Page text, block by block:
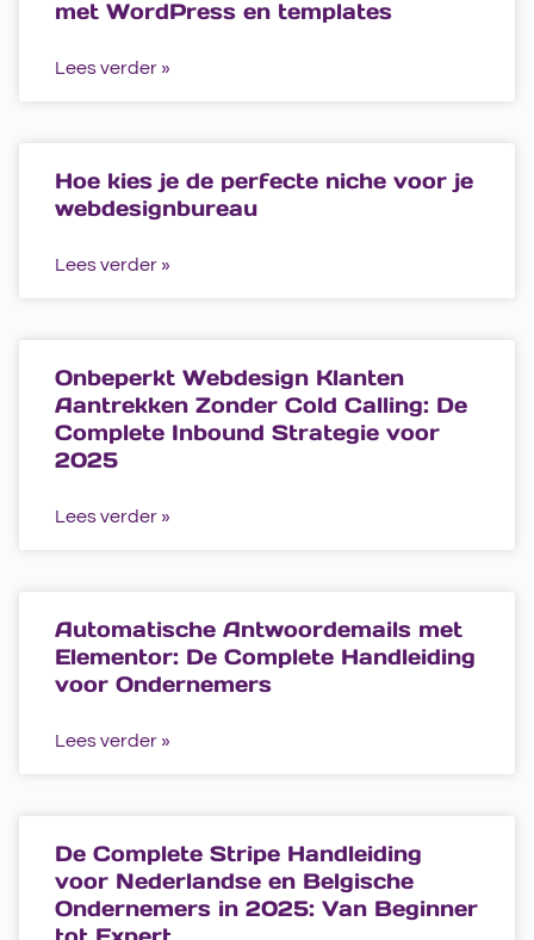
met WordPress en templates
Lees verder »
Hoe kies je de perfecte niche voor je
webdesignbureau
Lees verder »
Onbeperkt Webdesign Klanten
Aantrekken Zonder Cold Calling: De
Complete Inbound Strategie voor
2025
Lees verder »
Automatische Antwoordemails met
Elementor: De Complete Handleiding
voor Ondernemers
Lees verder »
De Complete Stripe Handleiding
voor Nederlandse en Belgische
Ondernemers in 2025: Van Beginner